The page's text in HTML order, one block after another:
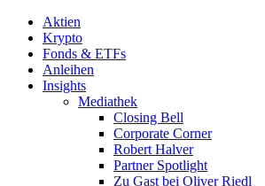
Aktien
Krypto
Fonds & ETFs
Anleihen
Insights
Mediathek
Closing Bell
Corporate Corner
Robert Halver
Partner Spotlight
Zu Gast bei Oliver Riedl